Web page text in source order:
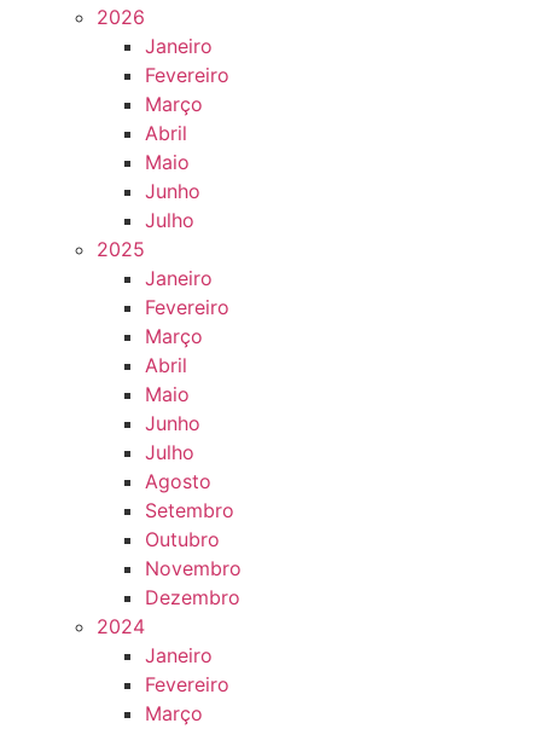
2026
Janeiro
Fevereiro
Março
Abril
Maio
Junho
Julho
2025
Janeiro
Fevereiro
Março
Abril
Maio
Junho
Julho
Agosto
Setembro
Outubro
Novembro
Dezembro
2024
Janeiro
Fevereiro
Março